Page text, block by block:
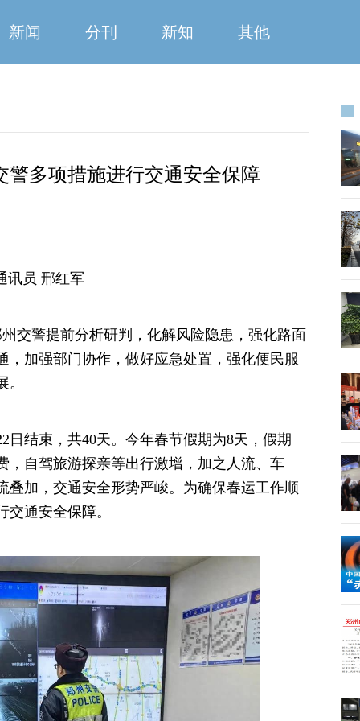
新闻 分刊 新知 其他
警多项措施进行交通安全保障
讯员 邢红军
交警提前分析研判，化解风险隐患，强化路面
，加强部门协作，做好应急处置，强化便民服
日结束，共40天。今年春节假期为8天，假期
，自驾旅游探亲等出行激增，加之人流、车
叠加，交通安全形势严峻。为确保春运工作顺
通安全保障。